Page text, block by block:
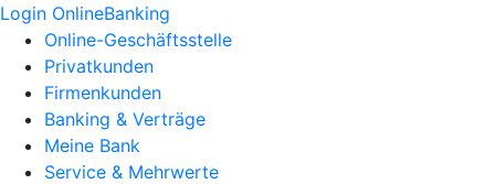
Login OnlineBanking
Online-Geschäftsstelle
Privatkunden
Firmenkunden
Banking & Verträge
Meine Bank
Service & Mehrwerte